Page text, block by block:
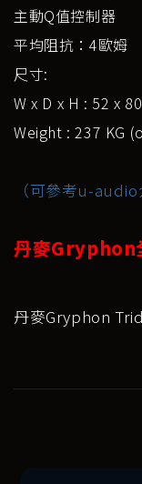
主動Q值控制器
平均阻抗：4歐姆
尺寸:
W x D x H : 52 x
Weight : 237 KG
（可參考u-audio
丹麥Gryphon
丹麥Gryphon